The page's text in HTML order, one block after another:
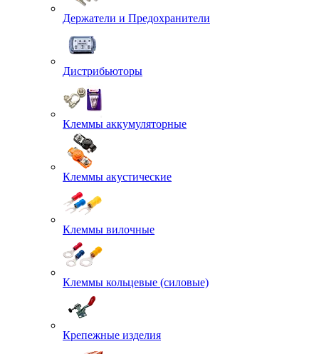
Держатели и Предохранители
Дистрибьюторы
Клеммы аккумуляторные
Клеммы акустические
Клеммы вилочные
Клеммы кольцевые (силовые)
Крепежные изделия